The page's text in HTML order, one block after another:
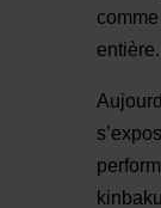
entière.